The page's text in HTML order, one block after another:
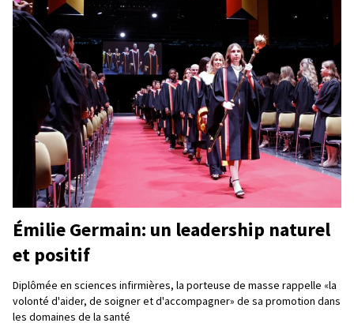
Émilie Germain: un leadership naturel
et positif
Diplômée en sciences infirmières, la porteuse de masse rappelle «la
volonté d'aider, de soigner et d'accompagner» de sa promotion dans
les domaines de la santé